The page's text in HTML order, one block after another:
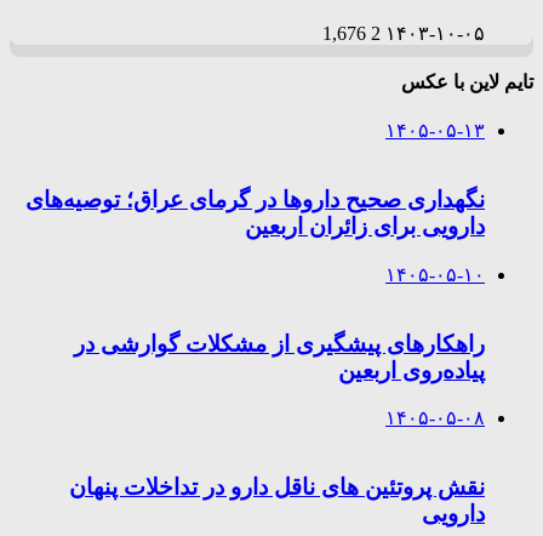
۱۴۰۳-۱۰-۰۵ 2
1,676
تایم لاین با عکس
۱۴۰۵-۰۵-۱۳
نگهداری صحیح داروها در گرمای عراق؛ توصیه‌های
دارویی برای زائران اربعین
۱۴۰۵-۰۵-۱۰
راهکارهای پیشگیری از مشکلات گوارشی در
پیاده‌روی اربعین
۱۴۰۵-۰۵-۰۸
نقش پروتئین های ناقل دارو در تداخلات پنهان
دارویی